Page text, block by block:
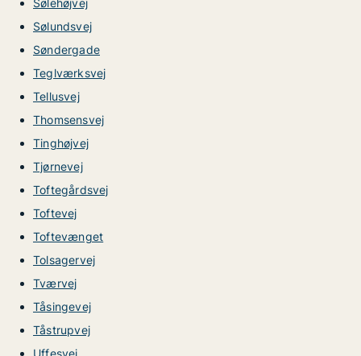
Sølehøjvej
Sølundsvej
Søndergade
Teglværksvej
Tellusvej
Thomsensvej
Tinghøjvej
Tjørnevej
Toftegårdsvej
Toftevej
Toftevænget
Tolsagervej
Tværvej
Tåsingevej
Tåstrupvej
Uffesvej